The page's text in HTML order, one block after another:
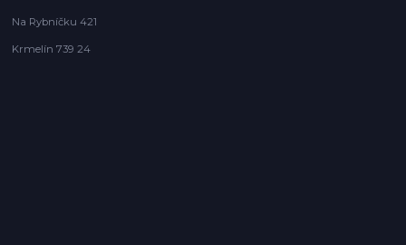
Na Rybníčku 421
Krmelín 739 24